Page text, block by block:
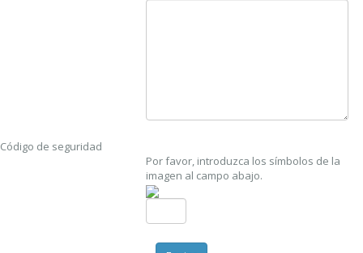
Código de seguridad
Por favor, introduzca los símbolos de la
imagen al campo abajo.